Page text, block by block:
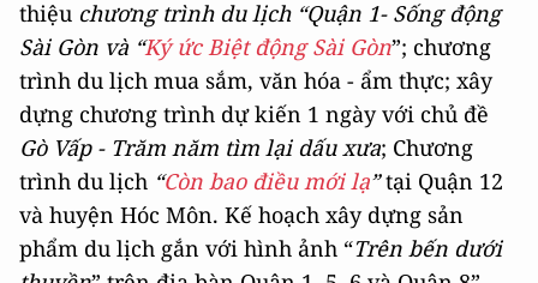
thiệu chương trình du lịch “Quận 1- Sống động
Sài Gòn và “Ký ức Biệt động Sài Gòn”; chương
trình du lịch mua sắm, văn hóa - ẩm thực; xây
dựng chương trình dự kiến 1 ngày với chủ đề
Gò Vấp - Trăm năm tìm lại dấu xưa; Chương
trình du lịch “Còn bao điều mới lạ”tại Quận 12
và huyện Hóc Môn. Kế hoạch xây dựng sản
phẩm du lịch gắn với hình ảnh “Trên bến dưới